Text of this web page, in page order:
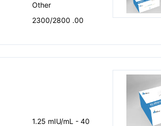
Other
2300/2800 .00
1.25 mIU/mL - 40